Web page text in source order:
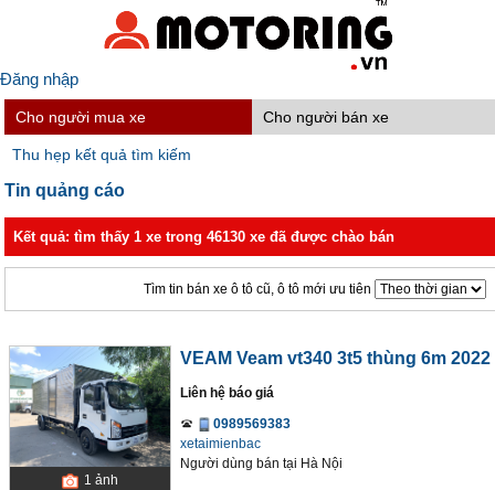
Đăng nhập
Cho người mua xe Cho người bán xe
Thu hẹp kết quả tìm kiếm
Tin quảng cáo
Kết quả: tìm thấy 1 xe trong 46130 xe đã được chào bán
Tìm tin bán xe ô tô cũ, ô tô mới ưu tiên
1 ảnh
VEAM Veam vt340 3t5 thùng 6m 2022
Liên hệ báo giá
0989569383
xetaimienbac
Người dùng bán tại Hà Nội